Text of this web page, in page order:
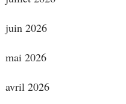
juin 2026
mai 2026
avril 2026